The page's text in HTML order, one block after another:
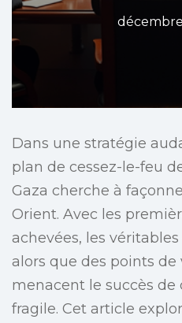
Dans une stratégie
plan de cessez-le-feu
Gaza cherche à
Orient. Avec les
achevées, les
alors que des points
menacent le succès de
fragile. Cet article